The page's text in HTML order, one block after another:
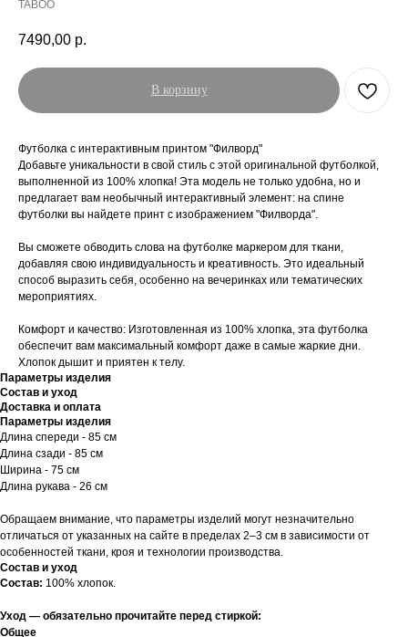
TABOO
7490,00 р.
В корзину
Футболка с интерактивным принтом "Филворд"
Добавьте уникальности в свой стиль с этой оригинальной футболкой,
выполненной из 100% хлопка! Эта модель не только удобна, но и
предлагает вам необычный интерактивный элемент: на спине
футболки вы найдете принт с изображением "Филворда".
Вы сможете обводить слова на футболке маркером для ткани,
добавляя свою индивидуальность и креативность. Это идеальный
способ выразить себя, особенно на вечеринках или тематических
мероприятиях.
Комфорт и качество: Изготовленная из 100% хлопка, эта футболка
обеспечит вам максимальный комфорт даже в самые жаркие дни.
Хлопок дышит и приятен к телу.
Параметры изделия
Состав и уход
Доставка и оплата
Параметры изделия
Длина спереди - 85 см
Длина сзади - 85 см
Ширина - 75 см
Длина рукава - 26 см
Обращаем внимание, что параметры изделий могут незначительно
отличаться от указанных на сайте в пределах 2–3 см в зависимости от
особенностей ткани, кроя и технологии производства.
Состав и уход
Состав: 100% хлопок.
Уход — обязательно прочитайте перед стиркой:
Общее